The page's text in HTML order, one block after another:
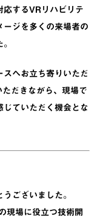
応するVRリハビリテ
ージを多くの来場者の
スへお立ち寄りいただ
だきながら、現場で
じていただく機会とな
ございました。
現場に役立つ技術開